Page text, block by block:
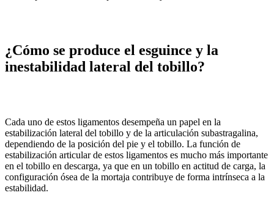
¿Cómo se produce el esguince y la
inestabilidad lateral del tobillo?
Cada uno de estos ligamentos desempeña un papel en la
estabilización lateral del tobillo y de la articulación subastragalina,
dependiendo de la posición del pie y el tobillo. La función de
estabilización articular de estos ligamentos es mucho más importante
en el tobillo en descarga, ya que en un tobillo en actitud de carga, la
configuración ósea de la mortaja contribuye de forma intrínseca a la
estabilidad.